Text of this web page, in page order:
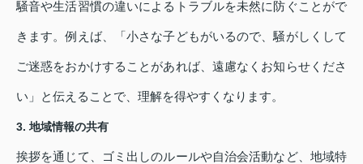
騒音や生活習慣の違いによるトラブルを未然に防ぐことがで
きます。例えば、「小さな子どもがいるので、騒がしくして
ご迷惑をおかけすることがあれば、遠慮なくお知らせくださ
い」と伝えることで、理解を得やすくなります。
3. 地域情報の共有
挨拶を通じて、ゴミ出しのルールや自治会活動など、地域特